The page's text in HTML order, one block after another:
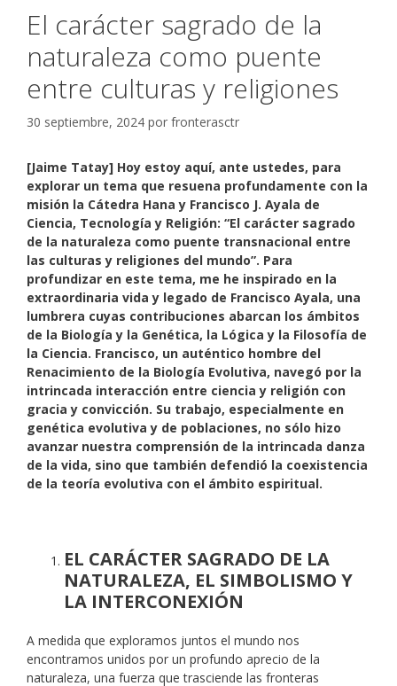
El carácter sagrado de la
naturaleza como puente
entre culturas y religiones
30 septiembre, 2024 por fronterasctr
[Jaime Tatay] Hoy estoy aquí, ante ustedes, para
explorar un tema que resuena profundamente con la
misión la Cátedra Hana y Francisco J. Ayala de
Ciencia, Tecnología y Religión: “El carácter sagrado
de la naturaleza como puente transnacional entre
las culturas y religiones del mundo”. Para
profundizar en este tema, me he inspirado en la
extraordinaria vida y legado de Francisco Ayala, una
lumbrera cuyas contribuciones abarcan los ámbitos
de la Biología y la Genética, la Lógica y la Filosofía de
la Ciencia. Francisco, un auténtico hombre del
Renacimiento de la Biología Evolutiva, navegó por la
intrincada interacción entre ciencia y religión con
gracia y convicción. Su trabajo, especialmente en
genética evolutiva y de poblaciones, no sólo hizo
avanzar nuestra comprensión de la intrincada danza
de la vida, sino que también defendió la coexistencia
de la teoría evolutiva con el ámbito espiritual.
EL CARÁCTER SAGRADO DE LA
NATURALEZA, EL SIMBOLISMO Y
LA INTERCONEXIÓN
A medida que exploramos juntos el mundo nos
encontramos unidos por un profundo aprecio de la
naturaleza, una fuerza que trasciende las fronteras